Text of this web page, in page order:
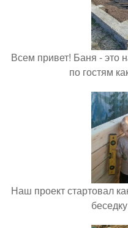
Всем привет! Баня - это
по гостям
Наш проект стартовал